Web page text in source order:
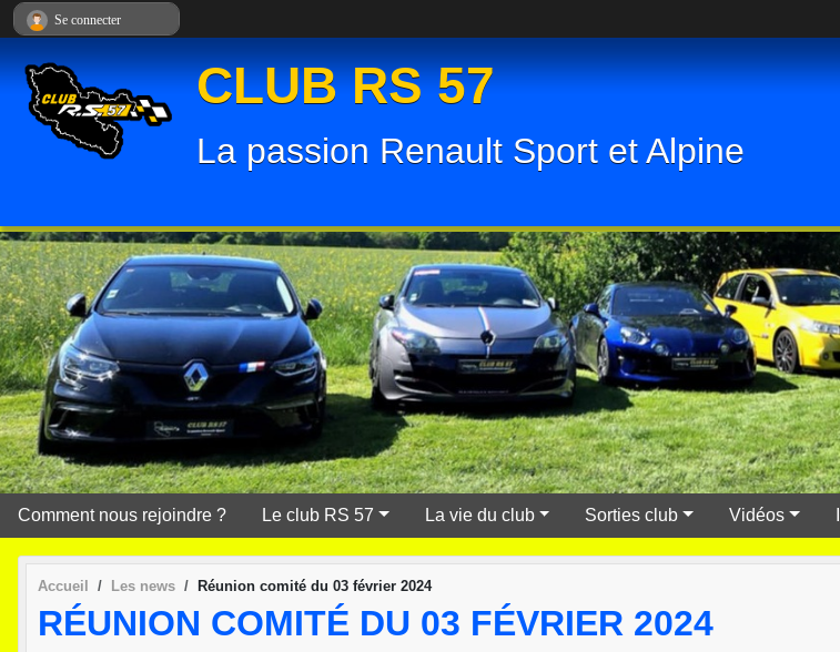
CLUB RS 57
La passion Renault Sport et Alpine
Comment nous rejoindre ? Le club RS 57 La vie du club Sorties club Vidéos
Accueil Les news Réunion comité du 03 février 2024
RÉUNION COMITÉ DU 03 FÉVRIER 2024
Se connecter
Panneau de gestion des cookies